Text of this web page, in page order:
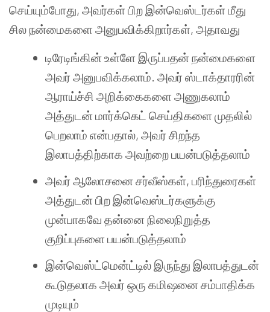
செய்யும்போது, அவர்கள் பிற இன்வெஸ்டர்கள் மீது
சில நன்மைகளை அனுபவிக்கிறார்கள், அதாவது
டிரேடிங்கின் உள்ளே இருப்பதன் நன்மைகளை
அவர் அனுபவிக்கலாம். அவர் ஸ்டாக்தாரரின்
ஆராய்ச்சி அறிக்கைகளை அணுகலாம்
அத்துடன் மார்க்கெட் செய்திகளை முதலில்
பெறலாம் என்பதால், அவர் சிறந்த
இலாபத்திற்காக அவற்றை பயன்படுத்தலாம்
அவர் ஆலோசனை சர்வீஸ்கள், பரிந்துரைகள்
அத்துடன் பிற இன்வெஸ்டர்களுக்கு
முன்பாகவே தன்னை நிலைநிறுத்த
குறிப்புகளை பயன்படுத்தலாம்
இன்வெஸ்ட்மென்ட்டில் இருந்து இலாபத்துடன்
கூடுதலாக அவர் ஒரு கமிஷனை சம்பாதிக்க
முடியும்